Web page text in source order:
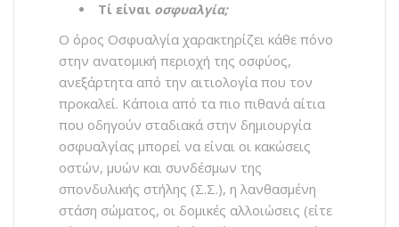
Τί είναι οσφυαλγία;
Ο όρος Οσφυαλγία χαρακτηρίζει κάθε πόνο
στην ανατομική περιοχή της οσφύος,
ανεξάρτητα από την αιτιολογία που τον
προκαλεί. Κάποια από τα πιο πιθανά αίτια
που οδηγούν σταδιακά στην δημιουργία
οσφυαλγίας μπορεί να είναι οι κακώσεις
οστών, μυών και συνδέσμων της
σπονδυλικής στήλης (Σ.Σ.), η λανθασμένη
στάση σώματος, οι δομικές αλλοιώσεις (είτε